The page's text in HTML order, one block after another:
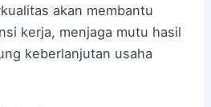
akan membantu
kerja, menjaga mutu hasil
keberlanjutan usaha